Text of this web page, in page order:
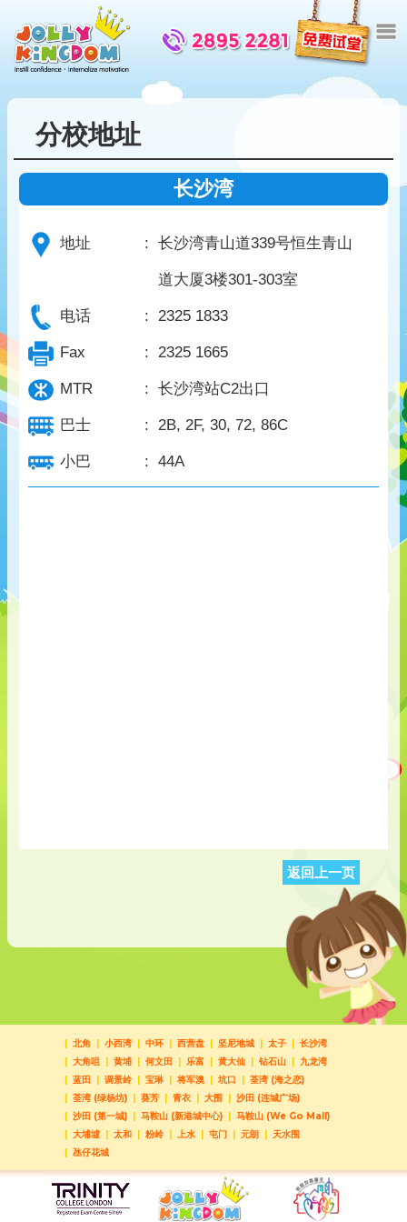
分校地址
长沙湾
地址 : 长沙湾青山道339号恒生青山
道大厦3楼301-303室
电话 : 2325 1833
Fax : 2325 1665
MTR : 长沙湾站C2出口
巴士 : 2B, 2F, 30, 72, 86C
小巴 : 44A
返回上一页
北角 小西湾 中环 西营盘 坚尼地城 太子
长沙湾
大角咀
黄埔 何文田 乐富 黄大仙 钻石山
九龙湾
蓝田
调景岭 宝琳 将军澳 坑口
荃湾 (海之恋)
荃湾 (绿杨坊)
葵芳 青衣 大围
沙田 (连城广场)
沙田 (第一城)
马鞍山 (新港城中心)
马鞍山 (We Go Mall)
大埔墟
太和 粉岭 上水 屯门 元朗
天水围
氹仔花城